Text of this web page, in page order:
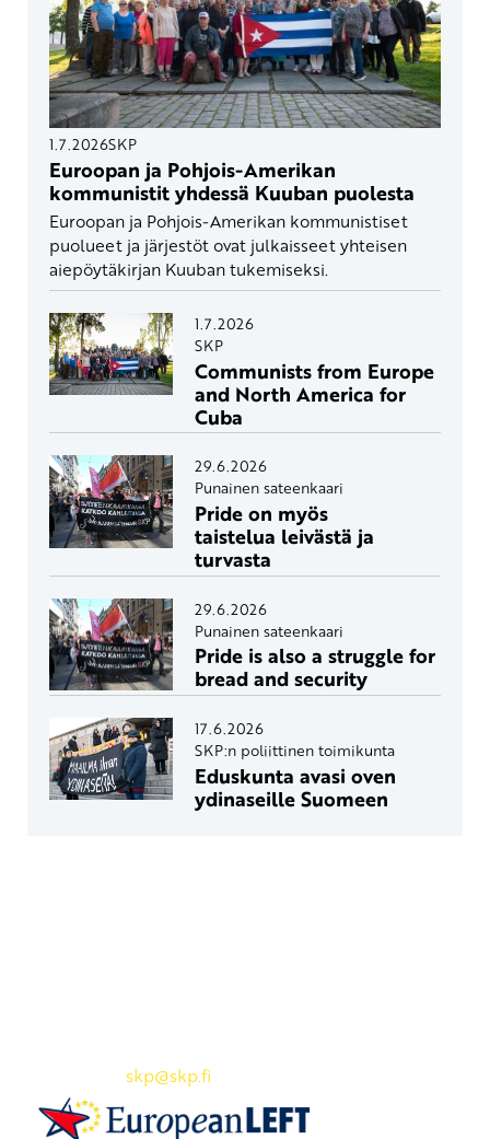
1.7.2026SKP
Euroopan ja Pohjois-Amerikan
kommunistit yhdessä Kuuban puolesta
Euroopan ja Pohjois-Amerikan kommunistiset
puolueet ja järjestöt ovat julkaisseet yhteisen
aiepöytäkirjan Kuuban tukemiseksi.
1.7.2026
SKP
Communists from Europe
and North America for
Cuba
29.6.2026
Punainen sateenkaari
Pride on myös
taistelua leivästä ja
turvasta
29.6.2026
Punainen sateenkaari
Pride is also a struggle for
bread and security
17.6.2026
SKP:n poliittinen toimikunta
Eduskunta avasi oven
ydinaseille Suomeen
skp@skp.fi